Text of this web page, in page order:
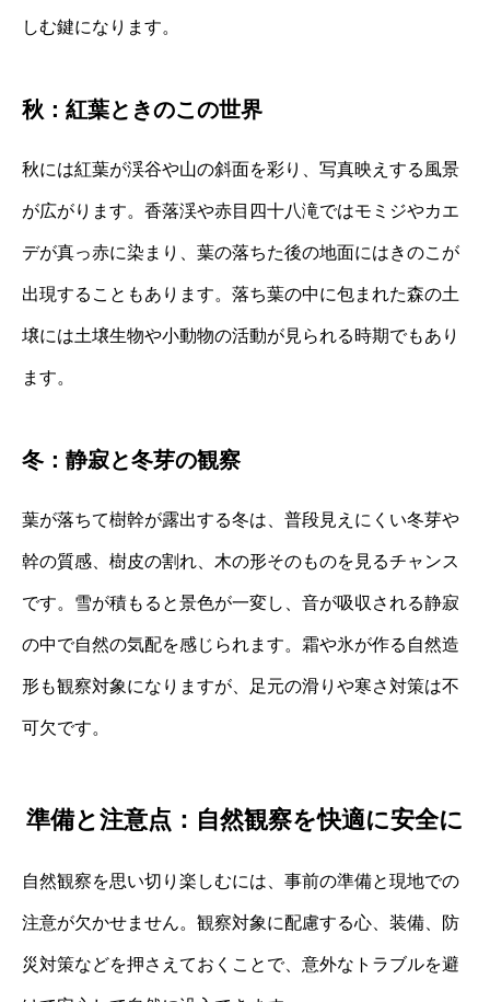
しむ鍵になります。
秋：紅葉ときのこの世界
秋には紅葉が渓谷や山の斜面を彩り、写真映えする風景
が広がります。香落渓や赤目四十八滝ではモミジやカエ
デが真っ赤に染まり、葉の落ちた後の地面にはきのこが
出現することもあります。落ち葉の中に包まれた森の土
壌には土壌生物や小動物の活動が見られる時期でもあり
ます。
冬：静寂と冬芽の観察
葉が落ちて樹幹が露出する冬は、普段見えにくい冬芽や
幹の質感、樹皮の割れ、木の形そのものを見るチャンス
です。雪が積もると景色が一変し、音が吸収される静寂
の中で自然の気配を感じられます。霜や氷が作る自然造
形も観察対象になりますが、足元の滑りや寒さ対策は不
可欠です。
準備と注意点：自然観察を快適に安全に
自然観察を思い切り楽しむには、事前の準備と現地での
注意が欠かせません。観察対象に配慮する心、装備、防
災対策などを押さえておくことで、意外なトラブルを避